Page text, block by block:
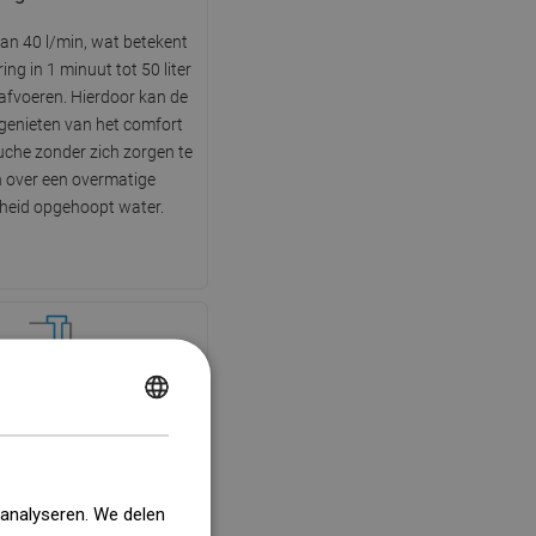
40 l/min, wat betekent
in 1 minuut tot 50 liter
Hierdoor kan de
van het comfort
zonder zich zorgen te
over een overmatige
opgehoopt water.
positie van de
We delen